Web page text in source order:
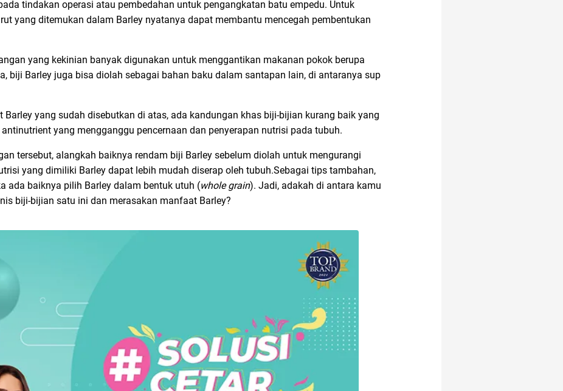
tindakan operasi atau pembedahan untuk pengangkatan batu empedu. Untuk
yang ditemukan dalam Barley nyatanya dapat membantu mencegah pembentukan
yang kekinian banyak digunakan untuk menggantikan makanan pokok berupa
biji Barley juga bisa diolah sebagai bahan baku dalam santapan lain, di antaranya sup
yang sudah disebutkan di atas, ada kandungan khas biji-bijian kurang baik yang
yang mengganggu pencernaan dan penyerapan nutrisi pada tubuh.
tersebut, alangkah baiknya rendam biji Barley sebelum diolah untuk mengurangi
yang dimiliki Barley dapat lebih mudah diserap oleh tubuh.Sebagai tips tambahan,
ada baiknya pilih Barley dalam bentuk utuh (whole grain). Jadi, adakah di antara kamu
biji-bijian satu ini dan merasakan manfaat Barley?